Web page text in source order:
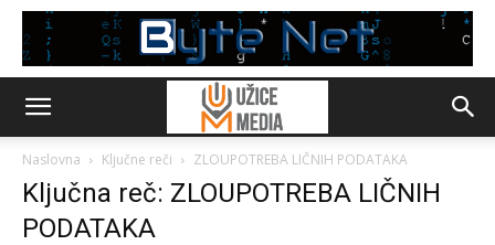
Naslovna Ključne reči ZLOUPOTREBA LIČNIH PODATAKA
Ključna reč: ZLOUPOTREBA LIČNIH
PODATAKA